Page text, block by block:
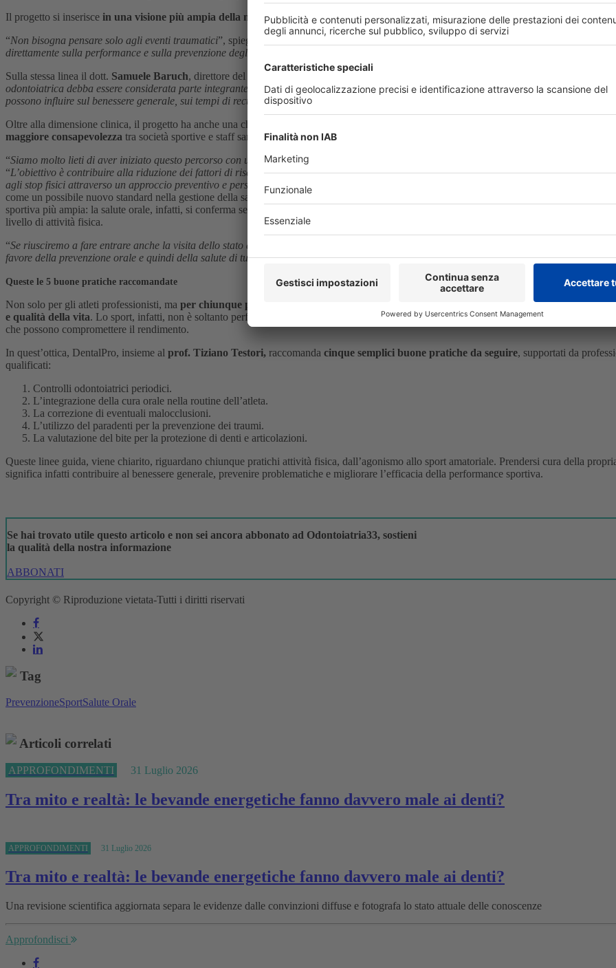
Il progetto si inserisce in una visione più ampia della medicina dello sport, in cui l’odontoiatria non è più limitata alla gestione dei traumi
“Non bisogna pensare solo agli eventi traumatici”, spiega il prof. Alessandro Leonida , direttore medico scientifico DentalPro. “
direttamente sulla performance e sulla prevenzione degli infortuni, sia muscolari che ortopedici
Sulla stessa linea il dott. Samuele Baruch, direttore del comitato medico scientifico del gruppo: “
odontoiatrica debba essere considerata parte integrante della medicina sportiva. Anche in atleti professionisti, condizioni infiammatorie del
possono influire sul benessere generale, sui tempi di recupero e sulla continuità della performance
Oltre alla dimensione clinica, il progetto ha anche una chiara valenza culturale e organizzativa.
maggiore consapevolezza tra società sportive e staff sanitari, integrando stabilmente la valutazione odontoiatrica nei protocolli di
“Siamo molto lieti di aver iniziato questo percorso con una società calcistica così prestigiosa
“L’obiettivo è contribuire alla riduzione dei fattori di rischio associati agli infortuni, migliorare il benessere generale degli sportivi e
agli stop fisici attraverso un approccio preventivo e personalizzato
”.Il modello, già richiesto da altre realtà sportive anche fuori dal calcio, si
come un possibile nuovo standard nella gestione della salute degli atleti. Un approccio che, pur partendo dall’élite, presenta implicazioni
sportiva più ampia: la salute orale, infatti, si conferma sempre più come componente strutturale del benessere generale e della capacità
livello di attività fisica.
“Se riusciremo a fare entrare anche la visita dello stato di salute orale tra i controlli a cui vengono sottoposti gli atleti, avremo fatto un
favore della prevenzione orale e quindi della salute di tutti i cittadini”, sottolinea Cohen.
Queste le 5 buone pratiche raccomandate
Non solo per gli atleti professionisti, ma per chiunque pratichi sport
elemento
e qualità della vita. Lo sport, infatti, non è soltanto performance: per viverlo al meglio è fondamentale adottare le giuste attenzioni e
che possono compromettere il rendimento.
In quest’ottica, DentalPro, insieme al prof. Tiziano Testori, raccomanda cinque semplici buone pratiche da seguire, supportati da
qualificati:
Controlli odontoiatrici periodici.
L’integrazione della cura orale nella routine dell’atleta.
La correzione di eventuali malocclusioni.
L’utilizzo del paradenti per la prevenzione dei traumi.
La valutazione del bite per la protezione di denti e articolazioni.
Queste linee guida, viene chiarito, riguardano chiunque pratichi attività fisica, dall’agonismo allo sport amatoriale. Prendersi cura della
significa infatti contribuire al benessere generale, prevenire problematiche e migliorare l’efficacia della performance sportiva.
Se hai trovato utile questo articolo e non sei ancora abbonato ad Odontoiatria33, sostieni
la qualità della nostra informazione
ABBONATI
Copyright © Riproduzione vietata-Tutti i diritti riservati
Tag
PrevenzioneSportSalute Orale
Articoli correlati
APPROFONDIMENTI 31 Luglio 2026
Tra mito e realtà: le bevande energetiche fanno davvero male ai denti?
APPROFONDIMENTI 31 Luglio 2026
Tra mito e realtà: le bevande energetiche fanno davvero male ai denti?
Una revisione scientifica aggiornata separa le evidenze dalle convinzioni diffuse e fotografa lo stato attuale delle conoscenze
Approfondisci